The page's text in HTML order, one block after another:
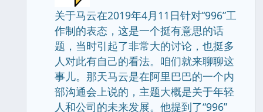
关于马云在2019年4月11日针对“996”工
作制的表态，这是一个挺有意思的话
题，当时引起了非常大的讨论，也挺多
人对此有自己的看法。咱们就来聊聊这
事儿。那天马云是在阿里巴巴的一个内
部沟通会上说的，主题大概是关于年轻
人和公司的未来发展。他提到了“996”